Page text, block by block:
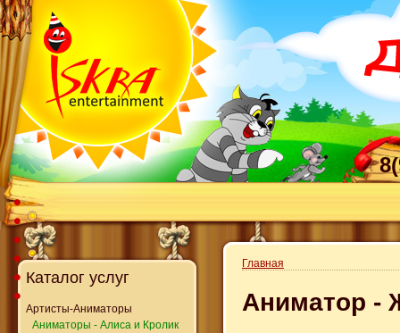
Каталог услуг
Артисты-Аниматоры
Аниматоры - Алиса и Кролик
Главная
Аниматор -